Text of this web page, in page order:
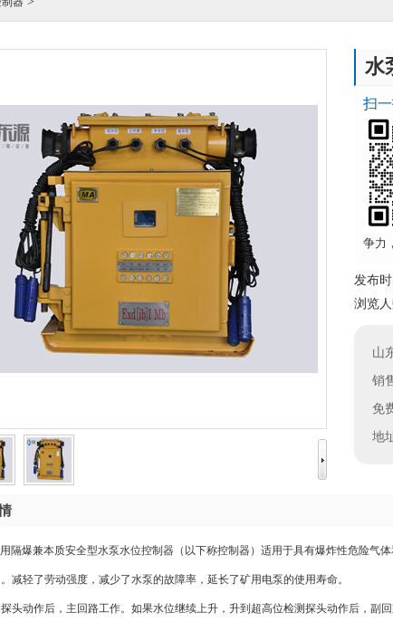
水
扫
争力
发布时
浏览
山
销
免
地
隔爆兼本质安全型水泵水位控制器（以下称控制器）适用于具有爆炸性危险气
。减轻了劳动强度，减少了水泵的故障率，延长了矿用电泵的使用寿命。
头动作后，主回路工作。如果水位继续上升，升到超高位检测探头动作后，